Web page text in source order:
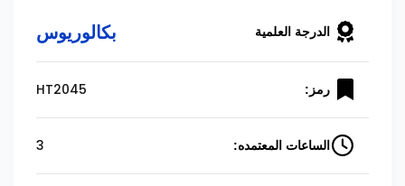
الدرجة العلمية بكالوريوس
رمز: HT2045
الساعات المعتمده: 3